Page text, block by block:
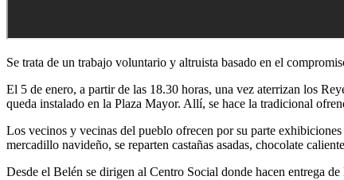
Se trata de un trabajo voluntario y altruista basado en el
El 5 de enero, a partir de las 18.30 horas, una vez aterrizan los
queda instalado en la Plaza Mayor. Allí, se hace la tradicional
Los vecinos y vecinas del pueblo ofrecen por su parte
mercadillo navideño, se reparten castañas asadas, chocolate
Desde el Belén se dirigen al Centro Social donde hacen entrega